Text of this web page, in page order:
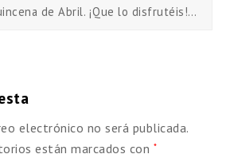
de Abril. ¡Que lo disfrutéis!…
electrónico no será publicada.
están marcados con *